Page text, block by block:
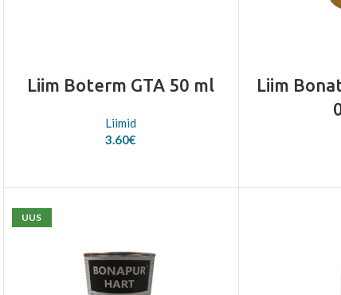
Liim Boterm GTA 50 ml
Liimid
3.60€
Liim
UUS